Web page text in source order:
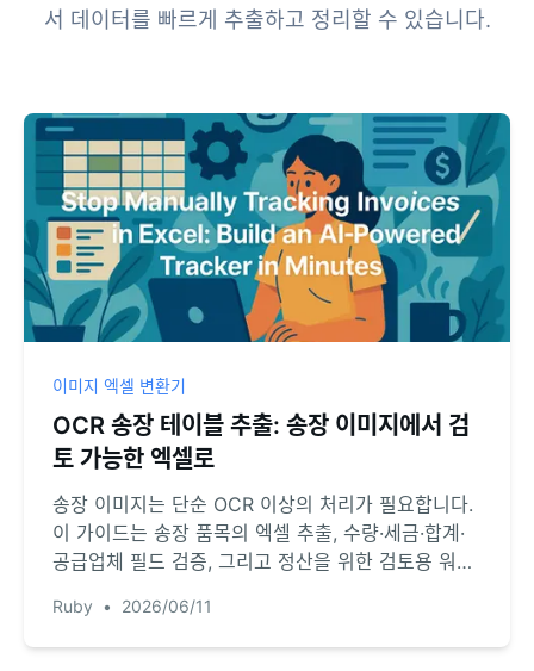
서 데이터를 빠르게 추출하고 정리할 수 있습니다.
이미지 엑셀 변환기
OCR 송장 테이블 추출: 송장 이미지에서 검
토 가능한 엑셀로
송장 이미지는 단순 OCR 이상의 처리가 필요합니다.
이 가이드는 송장 품목의 엑셀 추출, 수량·세금·합계·
공급업체 필드 검증, 그리고 정산을 위한 검토용 워크
Ruby • 2026/06/11